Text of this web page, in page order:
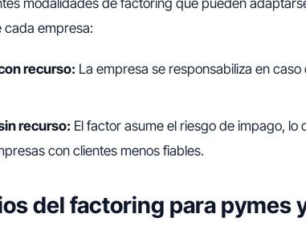
modalidades de factoring que pueden
cada empresa:
recurso: La empresa se responsabiliza en
recurso: El factor asume el riesgo de impago,
con clientes menos fiables.
del factoring para pymes